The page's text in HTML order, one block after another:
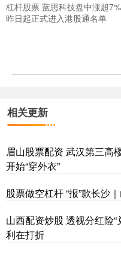
杠杆股票 蓝思科技盘中涨超7%
昨日起正式进入港股通名单
相关更新
眉山股票配资 武汉第三高
开始“穿外衣”
股票做空杠杆 “报”款长沙
山西配资炒股 透视分红险
利在打折